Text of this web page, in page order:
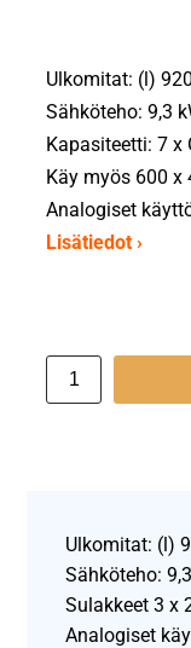
Ulkomitat: (l)
Sähköteho: 9,3
Kapasiteetti: 7 x
Käy myös 600
Analogiset
Lisätiedot ›
Ulkomitat: (l)
Sähköteho:
Sulakkeet 3 x
Analogiset